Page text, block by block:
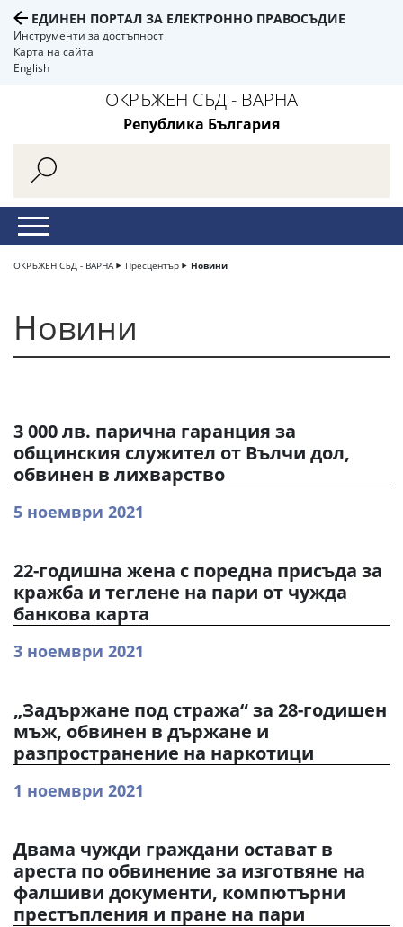
ЕДИНЕН ПОРТАЛ ЗА ЕЛЕКТРОННО ПРАВОСЪДИЕ
Инструменти за достъпност
Карта на сайта
English
ОКРЪЖЕН СЪД - ВАРНА
Република България
ОКРЪЖЕН СЪД - ВАРНА Пресцентър Новини
Новини
3 000 лв. парична гаранция за
общинския служител от Вълчи дол,
обвинен в лихварство
5 ноември 2021
22-годишна жена с поредна присъда за
кражба и теглене на пари от чужда
банкова карта
3 ноември 2021
„Задържане под стража“ за 28-годишен
мъж, обвинен в държане и
разпространение на наркотици
1 ноември 2021
Двама чужди граждани остават в
ареста по обвинение за изготвяне на
фалшиви документи, компютърни
престъпления и пране на пари